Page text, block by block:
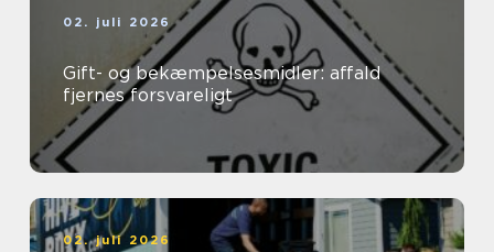
02. juli 2026
Gift- og bekæmpelsesmidler: affald
fjernes forsvareligt
02. juli 2026